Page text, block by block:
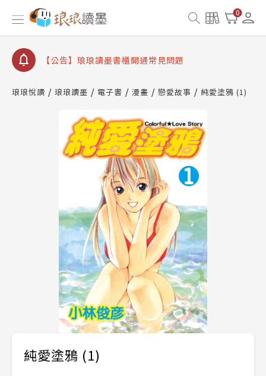
0
【公告】琅琅讀墨數位閱讀資產合併與書櫃開通申請
【公告】琅琅讀墨書櫃開通常見問題
【公告】琅琅讀墨 3 分鐘完成書櫃開通與資產合併申
請圖文教學
查詢
琅琅悅讀 琅琅讀墨 電子書 漫畫 戀愛故事 純愛塗鴉 (1)
純愛塗鴉 (1)